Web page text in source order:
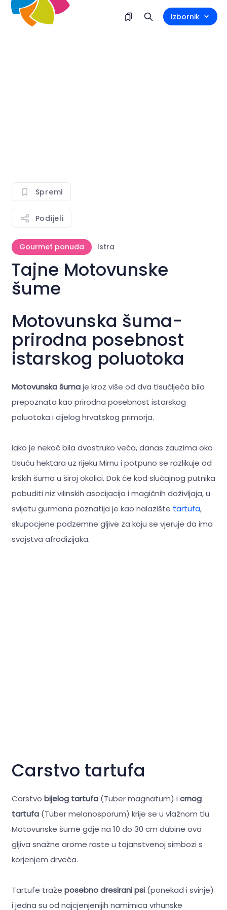
Izbornik
Spremi
Podijeli
Gourmet ponuda Istra
Tajne Motovunske
šume
Motovunska šuma-
prirodna posebnost
istarskog poluotoka
Motovunska šumaje kroz više od dva tisućljeća bila
prepoznata kao prirodna posebnost istarskog
poluotoka i cijelog hrvatskog primorja.
Iako je nekoć bila dvostruko veća, danas zauzima oko
tisuću hektara uz rijeku Mirnu i potpuno se razlikuje od
krških šuma u široj okolici. Dok će kod slučajnog putnika
pobuditi niz vilinskih asocijacija i magičnih doživljaja, u
svijetu gurmana poznatija je kao nalazište tartufa,
skupocjene podzemne gljive za koju se vjeruje da ima
svojstva afrodizijaka.
Carstvo tartufa
Carstvo bijelog tartufa(Tuber magnatum) i crnog
tartufa(Tuber melanosporum) krije se u vlažnom tlu
Motovunske šume gdje na 10 do 30 cm dubine ova
gljiva snažne arome raste u tajanstvenoj simbozi s
korjenjem drveća.
Tartufe traže posebno dresirani psi(ponekad i svinje)
i jedna su od najcjenjenijih namirnica vrhunske